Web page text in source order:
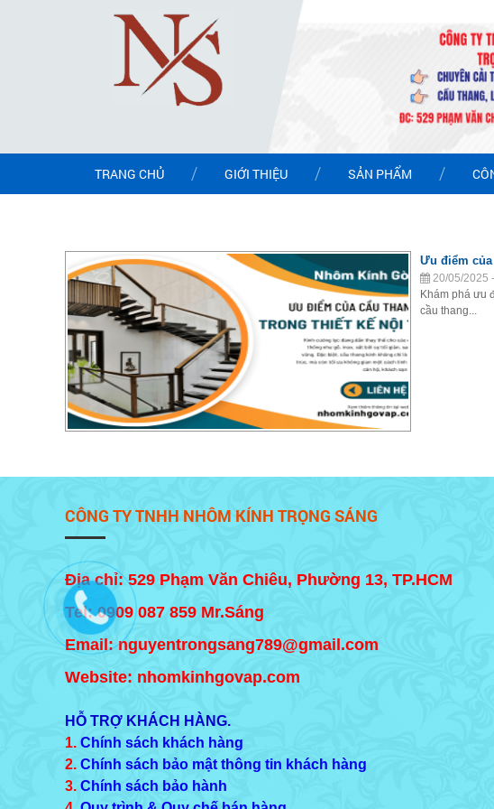
TRANG CHỦ GIỚI THIỆU SẢN PHẨM
Ưu điểm
20/05/2025
Khám phá ưu
cầu thang...
CÔNG TY TNHH NHÔM KÍNH TRỌNG SÁNG
Địa chỉ: 529 Phạm Văn Chiêu, Phường 13, TP.HCM
Tel:0909 087 859 Mr.Sáng
Email: nguyentrongsang789@gmail.com
Website: nhomkinhgovap.com
HỖ TRỢ KHÁCH HÀNG.
1. Chính sách khách hàng
2. Chính sách bảo mật thông tin khách hàng
3. Chính sách bảo hành